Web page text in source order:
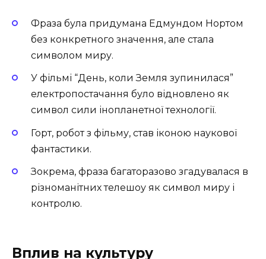
Фраза була придумана Едмундом Нортом
без конкретного значення, але стала
символом миру.
У фільмі “День, коли Земля зупинилася”
електропостачання було відновлено як
символ сили інопланетної технології.
Горт, робот з фільму, став іконою наукової
фантастики.
Зокрема, фраза багаторазово згадувалася в
різноманітних телешоу як символ миру і
контролю.
Вплив на культуру